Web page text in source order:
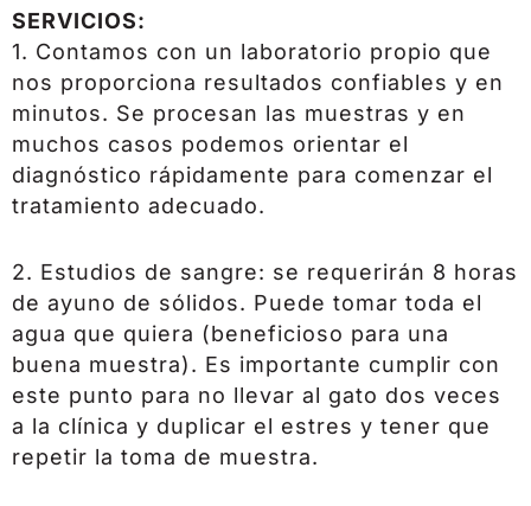
SERVICIOS:
1. Contamos con un laboratorio propio que
nos proporciona resultados confiables y en
minutos. Se procesan las muestras y en
muchos casos podemos orientar el
diagnóstico rápidamente para comenzar el
tratamiento adecuado.
2. Estudios de sangre: se requerirán 8 horas
de ayuno de sólidos. Puede tomar toda el
agua que quiera (beneficioso para una
buena muestra). Es importante cumplir con
este punto para no llevar al gato dos veces
a la clínica y duplicar el estres y tener que
repetir la toma de muestra.